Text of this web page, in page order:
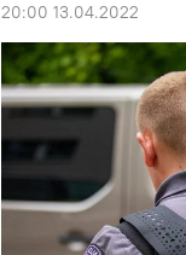
20:00 13.04.2022